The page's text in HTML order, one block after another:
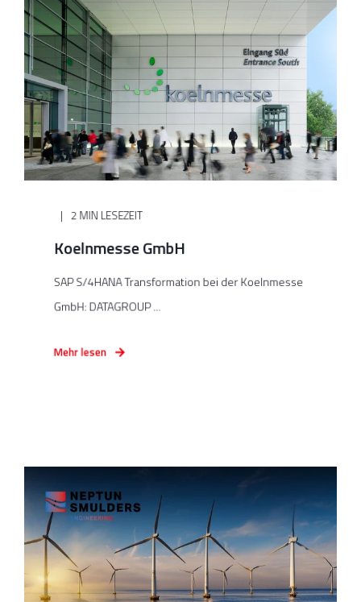
2 MIN LESEZEIT
Koelnmesse GmbH
SAP S/4HANA Transformation bei der Koelnmesse
GmbH: DATAGROUP ...
Mehr lesen